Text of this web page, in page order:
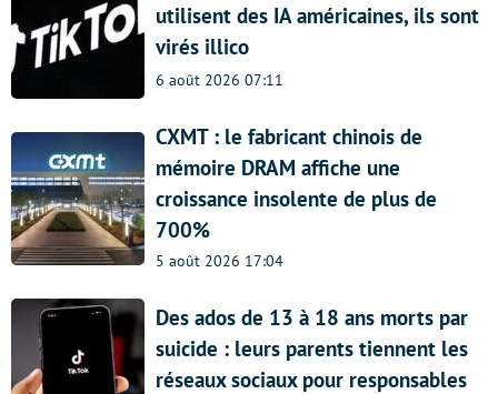
utilisent des IA américaines, ils sont
virés illico
6 août 2026 07:11
CXMT : le fabricant chinois de
mémoire DRAM affiche une
croissance insolente de plus de
700%
5 août 2026 17:04
Des ados de 13 à 18 ans morts par
suicide : leurs parents tiennent les
réseaux sociaux pour responsables